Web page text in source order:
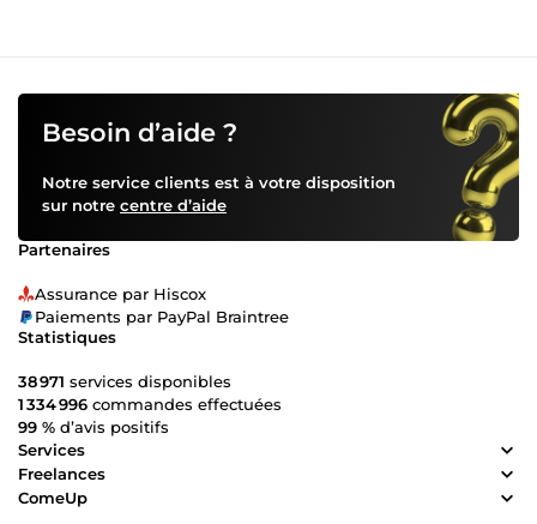
Besoin d’aide ?
Notre service clients est à votre disposition
sur notre centre d’aide
Partenaires
Assurance par Hiscox
Paiements par PayPal Braintree
Statistiques
38 971 services disponibles
1 334 996 commandes effectuées
99 % d’avis positifs
Services
Freelances
ComeUp